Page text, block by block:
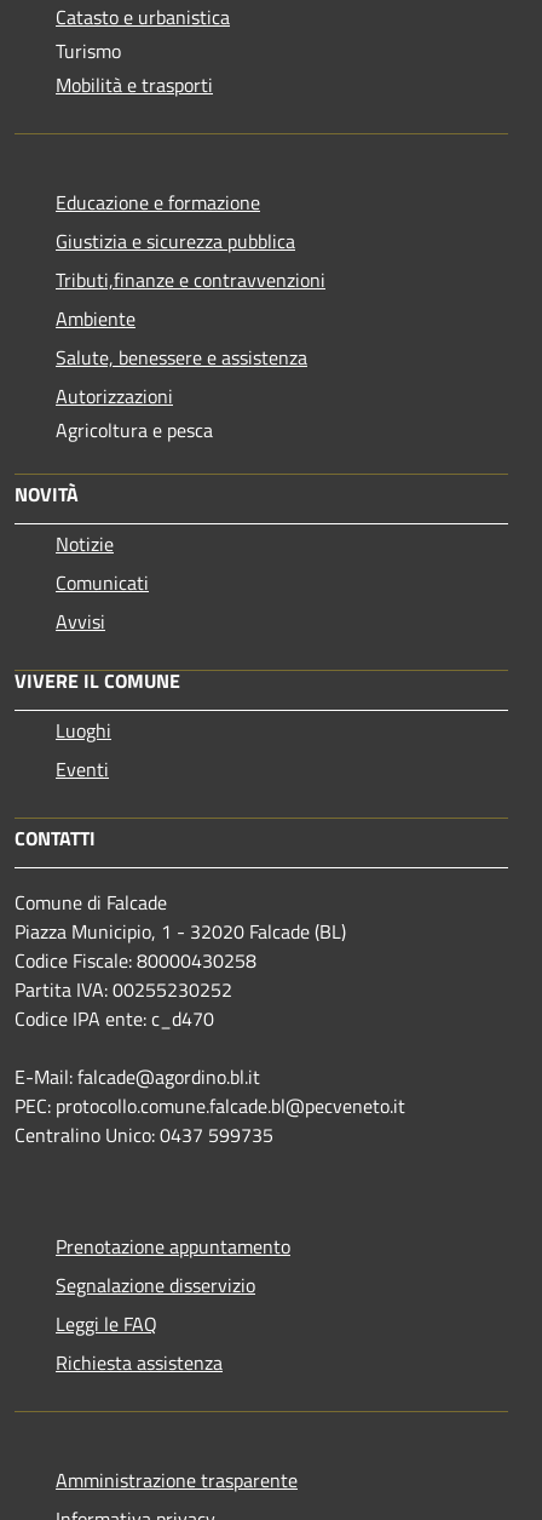
Catasto e urbanistica
Turismo
Mobilità e trasporti
Educazione e formazione
Giustizia e sicurezza pubblica
Tributi,finanze e contravvenzioni
Ambiente
Salute, benessere e assistenza
Autorizzazioni
Agricoltura e pesca
NOVITÀ
Notizie
Comunicati
Avvisi
VIVERE IL COMUNE
Luoghi
Eventi
CONTATTI
Comune di Falcade
Piazza Municipio, 1 - 32020 Falcade (BL)
Codice Fiscale: 80000430258
Partita IVA: 00255230252
Codice IPA ente: c_d470
E-Mail: falcade@agordino.bl.it
PEC: protocollo.comune.falcade.bl@pecveneto.it
Centralino Unico: 0437 599735
Prenotazione appuntamento
Segnalazione disservizio
Leggi le FAQ
Richiesta assistenza
Amministrazione trasparente